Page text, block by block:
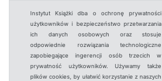
Instytut Książki dba o ochronę prywatności
użytkowników i bezpieczeństwo przetwarzania
ich danych osobowych oraz stosuje
odpowiednie rozwiązania technologiczne
zapobiegające ingerencji osób trzecich w
prywatność użytkowników. Używamy także
plików cookies, by ułatwić korzystanie z naszych